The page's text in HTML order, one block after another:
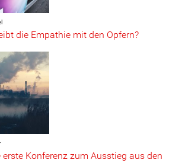
die Empathie mit den Opfern?
Konferenz zum Ausstieg aus den